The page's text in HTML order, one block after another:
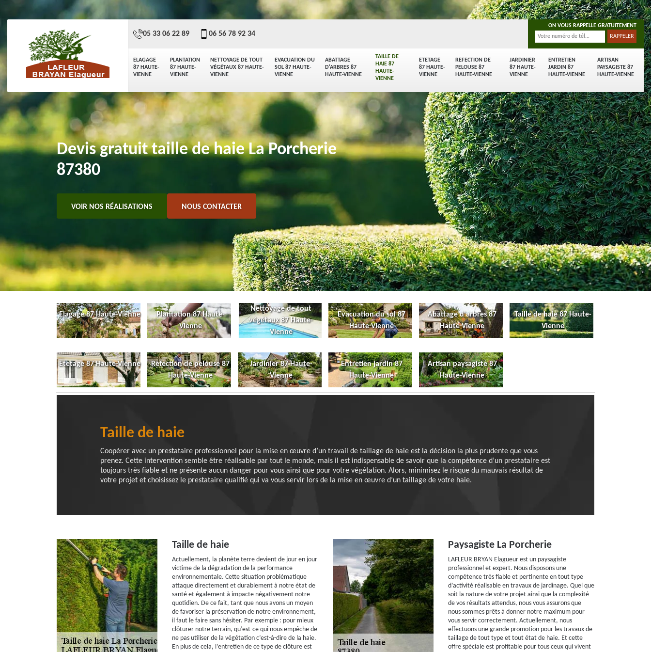
ELAGAGE
87 HAUTE-
VIENNE
PLANTATION
87 HAUTE-
VIENNE
NETTOYAGE DE TOUT
VÉGÉTAUX 87 HAUTE-
VIENNE
EVACUATION DU
SOL 87 HAUTE-
VIENNE
ABATTAGE
D'ARBRES 87
HAUTE-VIENNE
TAILLE DE
HAIE 87
HAUTE-
VIENNE
ETETAGE
87 HAUTE-
VIENNE
REFECTION DE
PELOUSE 87
HAUTE-VIENNE
JARDINIER
87 HAUTE-
VIENNE
ENTRETIEN
JARDIN 87
HAUTE-VIENNE
ARTISAN
PAYSAGISTE 87
HAUTE-VIENNE
05 33 06 22 89 06 56 78 92 34
ON VOUS RAPPELLE GRATUITEMENT
Devis gratuit taille de haie La Porcherie
87380
VOIR NOS RÉALISATIONS NOUS CONTACTER
Elagage 87 Haute-Vienne
Plantation 87 Haute-
Vienne
Nettoyage de tout
végétaux 87 Haute-
Vienne
Evacuation du sol 87
Haute-Vienne
Abattage d'arbres 87
Haute-Vienne
Taille de haie 87 Haute-
Vienne
Etetage 87 Haute-Vienne
Refection de pelouse 87
Haute-Vienne
Jardinier 87 Haute-
Vienne
Entretien jardin 87
Haute-Vienne
Artisan paysagiste 87
Haute-Vienne
Taille de haie
Coopérer avec un prestataire professionnel pour la mise en œuvre d’un travail de taillage de haie est la décision la plus prudente que vous
prenez. Cette intervention semble être réalisable par tout le monde, mais il est indispensable de savoir que la compétence d’un prestataire est
toujours très fiable et ne présente aucun danger pour vous ainsi que pour votre végétation. Alors, minimisez le risque du mauvais résultat de
votre projet et choisissez le prestataire qualifié qui va vous servir lors de la mise en œuvre d’un taillage de votre haie.
Taille de haie
Actuellement, la planète terre devient de jour en jour
victime de la dégradation de la performance
environnementale. Cette situation problématique
attaque directement et durablement à notre état de
santé et également à impacte négativement notre
quotidien. De ce fait, tant que nous avons un moyen
de favoriser la préservation de notre environnement,
il faut le faire sans hésiter. Par exemple : pour mieux
clôturer notre terrain, qu’est-ce qui nous empêche de
ne pas utiliser de la végétation c’est-à-dire de la haie.
En plus de cela, l’entretien de ce type de clôture est
Paysagiste La Porcherie
LAFLEUR BRYAN Elagueur est un paysagiste
professionnel et expert. Nous disposons une
compétence très fiable et pertinente en tout type
d’activité réalisable en travaux de jardinage. Quel que
soit la nature de votre projet ainsi que la complexité
de vos résultats attendus, nous vous assurons que
nous sommes prêts à donner notre maximum pour
vous servir correctement. Actuellement, nous
effectuons une grande promotion pour les travaux de
taillage de tout type et tout état de haie. Et cette
offre spéciale est profitable pour tous ceux qui vivent